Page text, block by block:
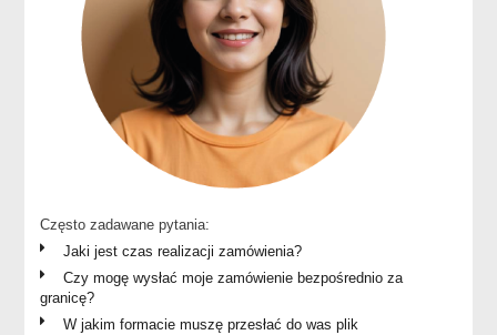
Często zadawane pytania:
Jaki jest czas realizacji zamówienia?
Czy mogę wysłać moje zamówienie bezpośrednio za
granicę?
W jakim formacie muszę przesłać do was plik